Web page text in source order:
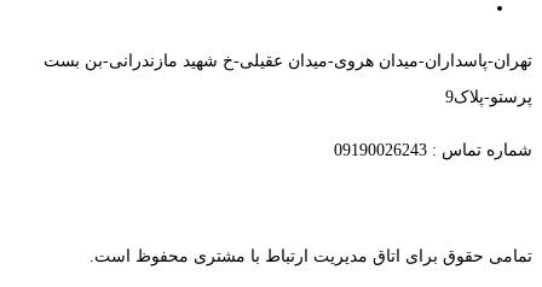
تهران-پاسداران-میدان هروی-میدان عقیلی-خ شهید مازندرانی-بن بست
پرستو-پلاک9
شماره تماس : 09190026243
تمامی حقوق برای اتاق مدیریت ارتباط با مشتری محفوظ است.